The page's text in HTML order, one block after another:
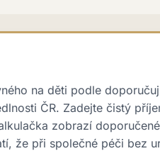
na děti podle
ČR. Zadejte čistý
zobrazí
že při společné péči bez